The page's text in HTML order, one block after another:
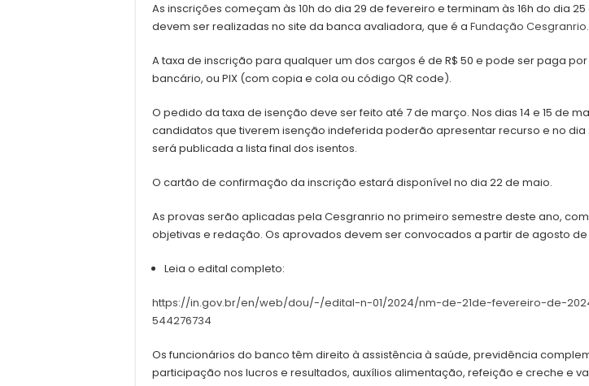
As inscrições começam às 10h do dia 29 de fevereiro e terminam às 16h do dia
devem ser realizadas no site da banca avaliadora, que é a Fundação Cesgranrio.
A taxa de inscrição para qualquer um dos cargos é de R$ 50 e pode ser paga
bancário, ou PIX (com copia e cola ou código QR code).
O pedido da taxa de isenção deve ser feito até 7 de março. Nos dias 14 e 15 de
candidatos que tiverem isenção indeferida poderão apresentar recurso e no dia
será publicada a lista final dos isentos.
O cartão de confirmação da inscrição estará disponível no dia 22 de maio.
As provas serão aplicadas pela Cesgranrio no primeiro semestre deste ano,
objetivas e redação. Os aprovados devem ser convocados a partir de agosto de
Leia o edital completo:
https://in.gov.br/en/web/dou/-/edital-n-01/2024/nm-de-21de-fevereiro-de-
544276734
Os funcionários do banco têm direito à assistência à saúde, previdência
participação nos lucros e resultados, auxílios alimentação, refeição e creche e